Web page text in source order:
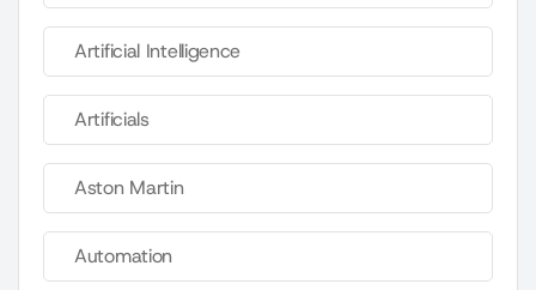
Artificial Intelligence
Artificials
Aston Martin
Automation